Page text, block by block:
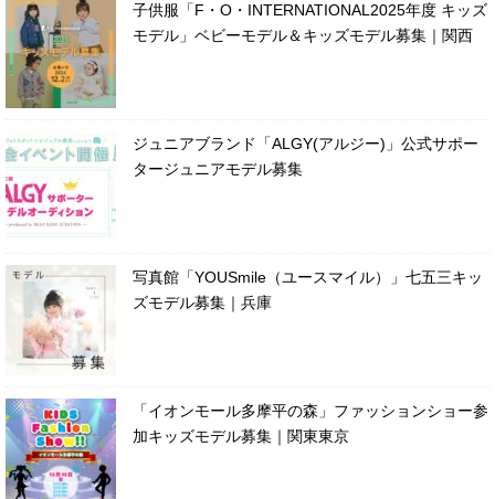
子供服「F・O・INTERNATIONAL2025年度 キッズ
モデル」ベビーモデル＆キッズモデル募集｜関西
ジュニアブランド「ALGY(アルジー)」公式サポー
タージュニアモデル募集
写真館「YOUSmile（ユースマイル）」七五三キッ
ズモデル募集｜兵庫
「イオンモール多摩平の森」ファッションショー参
加キッズモデル募集｜関東東京